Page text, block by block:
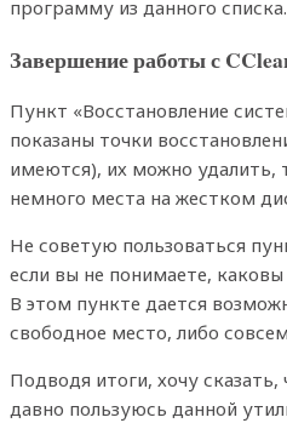
программу из данного списка.
Завершение работы с
Пункт «Восстановление
показаны точки
имеются), их можно
немного места на жестком
Не советую пользоваться
если вы не понимаете,
В этом пункте дается
свободное место, либо
Подводя итоги, хочу
давно пользуюсь данной